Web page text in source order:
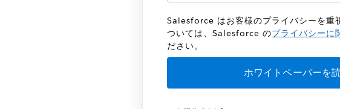
Salesforce はお客様のプライバシーを重
ついては、Salesforce のプライバシーに
ださい。